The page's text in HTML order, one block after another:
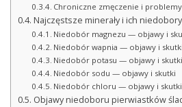
Chroniczne zmęczenie i
Najczęstsze minerały i ich niedobory
Niedobór magnezu — objawy i
Niedobór wapnia — objawy i skutki
Niedobór potasu — objawy i skutki
Niedobór sodu — objawy i skutki
Niedobór chloru — objawy i skutki
Objawy niedoboru pierwiastków